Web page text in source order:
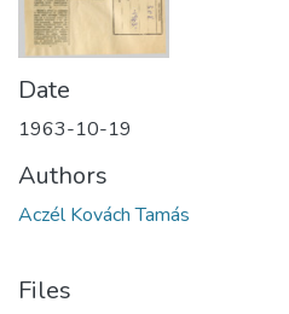
Date
1963-10-19
Authors
Aczél Kovách Tamás
Files